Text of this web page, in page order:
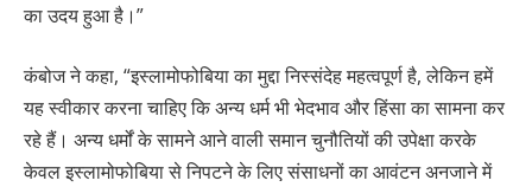
का उदय हुआ है।”
कंबोज ने कहा, “इस्लामोफोबिया का मुद्दा निस्संदेह महत्वपूर्ण है, लेकिन हमें
यह स्वीकार करना चाहिए कि अन्य धर्म भी भेदभाव और हिंसा का सामना कर
रहे हैं। अन्य धर्मों के सामने आने वाली समान चुनौतियों की उपेक्षा करके
केवल इस्लामोफोबिया से निपटने के लिए संसाधनों का आवंटन अनजाने में